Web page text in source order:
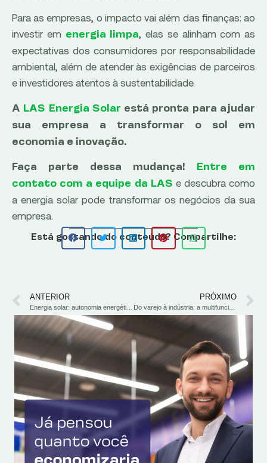
Para as empresas, o impacto vai além das finanças: ao
investir em energia limpa, elas se alinham com as
expectativas dos consumidores por responsabilidade
ambiental, além de atender às exigências de parceiros
e investidores atentos à sustentabilidade.
A LAS Energia Solar está pronta para ajudar
sua empresa a transformar o sol em
economia e inovação.
Faça parte dessa mudança! Entre em
contato com a equipe da LAS e descubra como
a energia solar pode transformar os negócios da sua
empresa.
Está gostando do conteúdo? Compartilhe:
ANTERIOR PRÓXIMO
Do varejo à indústria: a multifuncionalidade da energia solar